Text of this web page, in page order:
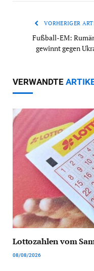
VORHERIGER
Fußball-EM:
gewinnt gegen
VERWANDTE
Lottozahlen vom
08/08/2026